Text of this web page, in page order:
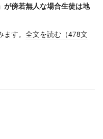
が傍若無人な場合生徒は地
す。 全文を読む（478文